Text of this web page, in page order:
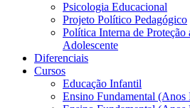
Psicologia Educacional
Projeto Político Pedagógico
Política Interna de
Adolescente
Diferenciais
Cursos
Educação Infantil
Ensino Fundamental (Anos